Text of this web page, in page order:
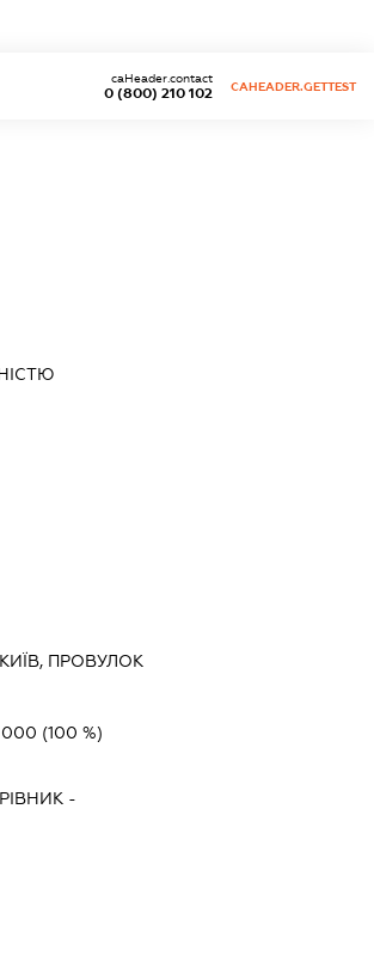
0 (800) 210 102
caHeader.contact
CAHEADER.GETTEST
ПРОВУЛОК
(100 %)
-